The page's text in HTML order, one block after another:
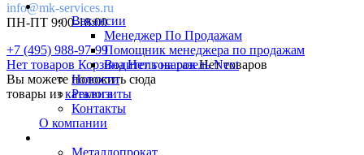
info@mk-services.ru
ПН-ПТ 9:00-18:00
+7 (495) 988-97-99
Нет товаров КорзинаНет товаровНет товаров
Вы можете положить сюда
товары изкаталога
Вакансии
Менеджер По Продажам
Помощник менеджера по продажам
Водитель на газель Next
Новости
Реквизиты
Контакты
О компании
Металлопрокат